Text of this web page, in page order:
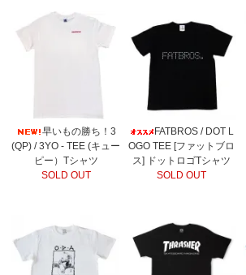
早いもの勝ち！3
(QP) / 3YO - TEE (キュー
ピー）Tシャツ
SOLD OUT
FATBROS / DOT L
OGO TEE [ファットブロ
ス] ドットロゴTシャツ
SOLD OUT